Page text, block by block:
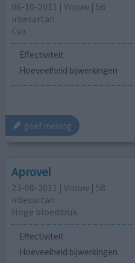
06-10-2011 | Vrouw | 56
irbesartan
Cva
Effectiviteit
Hoeveelheid bijwerkingen
geef mening
Aprovel
23-08-2011 | Vrouw | 58
irbesartan
Hoge bloeddruk
Effectiviteit
Hoeveelheid bijwerkingen